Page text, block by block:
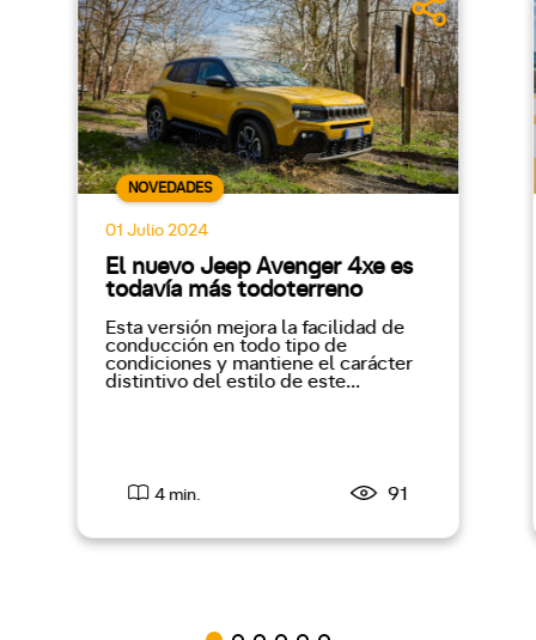
NOVEDADES
01 Julio 2024
El nuevo Jeep Avenger 4xe es
todavía más todoterreno
Esta versión mejora la facilidad de
conducción en todo tipo de
condiciones y mantiene el carácter
distintivo del estilo de este...
4 min. 91